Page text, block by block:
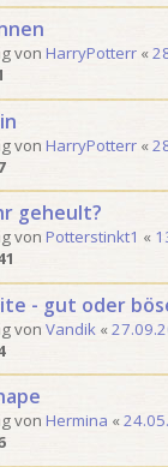
von HarryPotterr «
von HarryPotterr «
geheult?
von Potterstinkt1 «
- gut oder
von Vandik «
von Hermina «